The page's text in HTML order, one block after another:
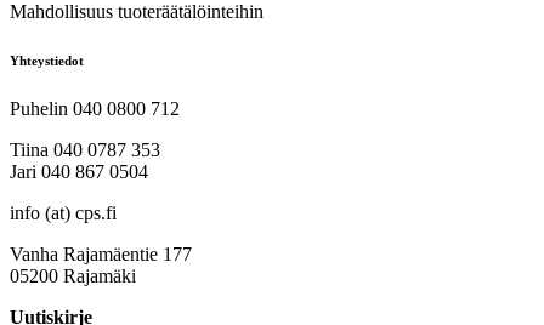
Mahdollisuus tuoteräätälöinteihin
Yhteystiedot
Puhelin 040 0800 712
Tiina 040 0787 353
Jari 040 867 0504
info (at) cps.fi
Vanha Rajamäentie 177
05200 Rajamäki
Uutiskirje